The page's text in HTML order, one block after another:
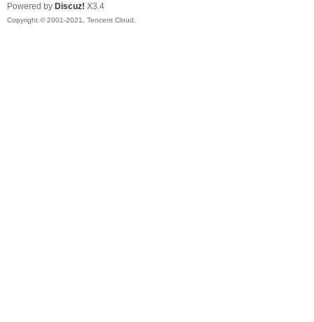
Powered by Discuz! X3.4
Copyright © 2001-2021, Tencent Cloud.